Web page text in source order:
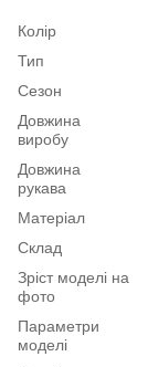
Колір
Тип
Сезон
Довжина
виробу
Довжина
рукава
Матеріал
Склад
Зріст моделі на
фото
Параметри
моделі